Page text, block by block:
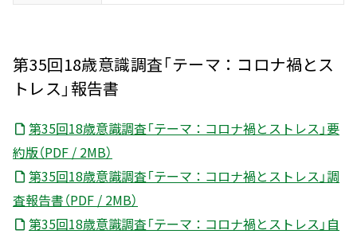
第35回18歳意識調査「テーマ：コロナ禍とス
トレス」報告書
第35回18歳意識調査「テーマ：コロナ禍とストレス」要
約版（PDF / 2MB）
第35回18歳意識調査「テーマ：コロナ禍とストレス」調
査報告書（PDF / 2MB）
第35回18歳意識調査「テーマ：コロナ禍とストレス」自